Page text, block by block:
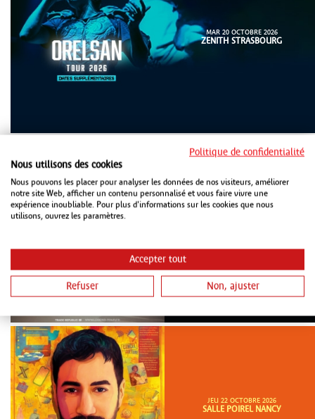
MAR 20 OCTOBRE 2026
ZENITH STRASBOURG
MER 21 OCTOBRE 2026
JEU 22 OCTOBRE 2026
SALLE POIREL NANCY
Politique de confidentialité
Nous utilisons des cookies
Nous pouvons les placer pour analyser les données de nos visiteurs, améliorer
notre site Web, afficher un contenu personnalisé et vous faire vivre une
expérience inoubliable. Pour plus d'informations sur les cookies que nous
utilisons, ouvrez les paramètres.
Accepter tout
Refuser Non, ajuster